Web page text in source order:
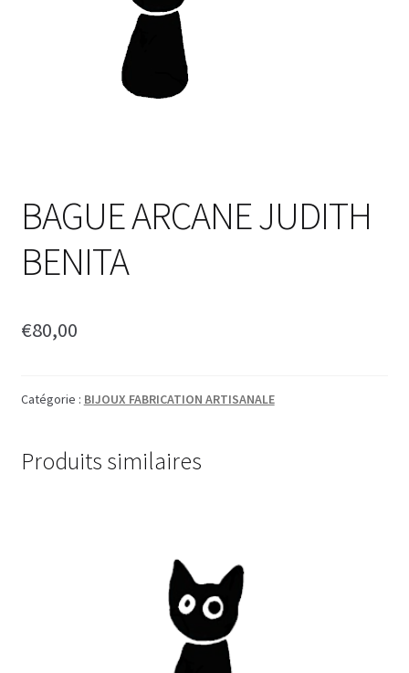
BAGUE ARCANE JUDITH
BENITA
€80,00
Catégorie : BIJOUX FABRICATION ARTISANALE
Produits similaires